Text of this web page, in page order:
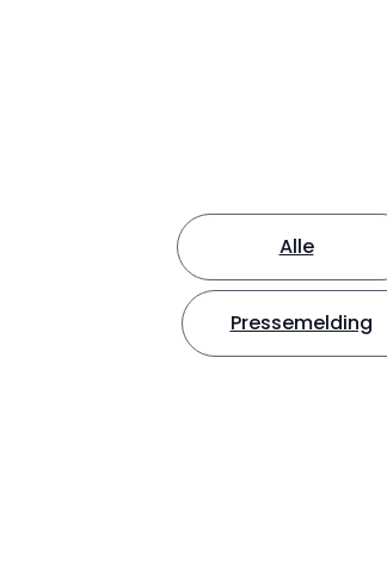
Alle
Pressemelding